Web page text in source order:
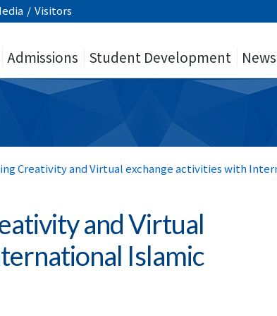
/ Visitors
Admissions Student Development
Creativity and Virtual exchange activities with
and Virtual
Islamic